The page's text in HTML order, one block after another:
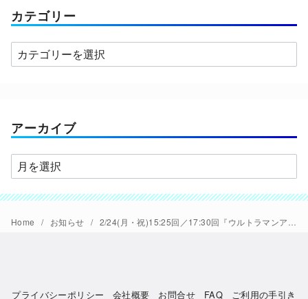
カテゴリー
カ
テ
ー
アーカイブ
ア
ー
カ
イ
Home お知らせ 2/24(月・祝)15:25回／17:30回『ウルトラマンアーク THE MOVIE 超次元大決戦！光と闇のアーク』アーク劇場グリーティング決定
プライバシーポリシー 会社概要 お問合せ FAQ ご利用の手引き